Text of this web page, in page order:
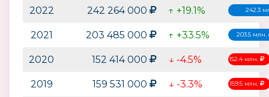
2022 242 264 000 ↑ +19.1% 242.3
2021 203 485 000 ↑ +33.5% 203.5 млн.
2020 152 414 000 ↓ -4.5% 152.4 млн.
2019 159 531 000 ↓ -3.3% 159.5 млн.